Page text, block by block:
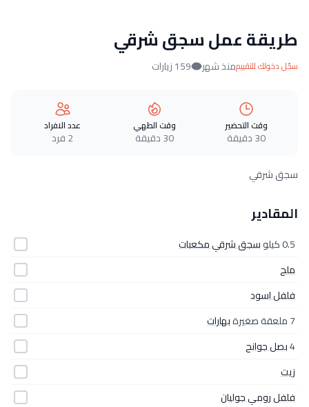
طريقة عمل سجق شرقي
سجّل دخولك للتقييممنذ شهر 159 زيارات
وقت التحضير
30 دقيقة
وقت الطهي
30 دقيقة
عدد الافراد
2 فرد
سجق شرقي
المقادير
0.5 كيلو
سجق شرقي مكعبات
ملح
فلفل اسود
7 ملعقة صغيرة
بهارات
4بصل جوانح
زيت
فلفل رومي جوليان